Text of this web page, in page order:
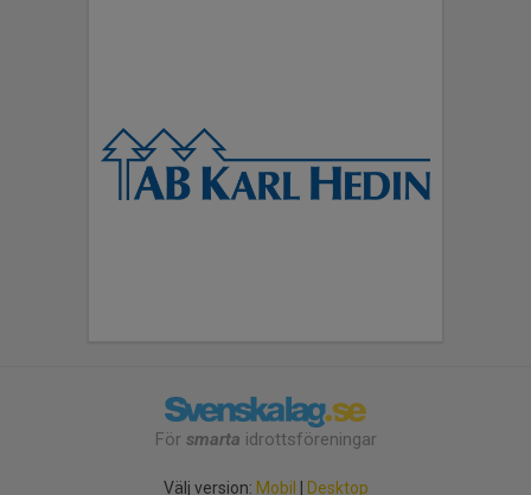
För smarta idrottsföreningar
Välj version: Mobil | Desktop